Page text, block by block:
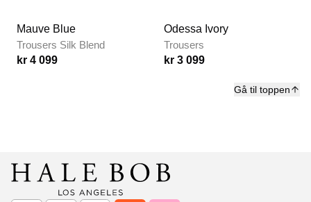
Gå til toppen
Mauve Blue
Trousers Silk Blend
kr 4 099
Odessa Ivory
Trousers
kr 3 099